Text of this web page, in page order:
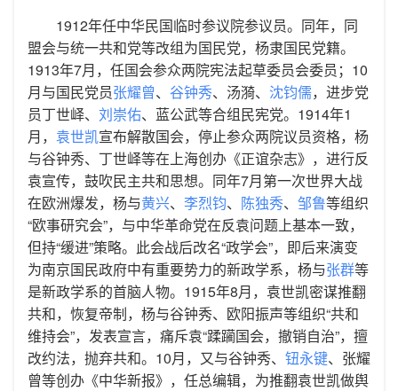
1912年任中华民国临时参议院参议员。同年，同
盟会与统一共和党等改组为国民党，杨隶国民党籍。
1913年7月，任国会参众两院宪法起草委员会委员；10
月与国民党员张耀曾、 谷钟秀、汤漪、 沈钧儒，进步党
员丁世峄、 刘崇佑、蓝公武等合组民宪党。1914年1
月， 袁世凯宣布解散国会，停止参众两院议员资格，杨
与谷钟秀、丁世峄等在上海创办《正谊杂志》，进行反
袁宣传，鼓吹民主共和思想。同年7月第一次世界大战
在欧洲爆发，杨与黄兴、 李烈钧、 陈独秀、 邹鲁等组织
“欧事研究会”，与中华革命党在反袁问题上基本一致，
但持“缓进”策略。此会战后改名“政学会”，即后来演变
为南京国民政府中有重要势力的新政学系，杨与张群等
是新政学系的首脑人物。1915年8月，袁世凯密谋推翻
共和，恢复帝制，杨与谷钟秀、欧阳振声等组织“共和
维持会”，发表宣言，痛斥袁“蹂躏国会，撤销自治”，擅
改约法，抛弃共和。10月，又与谷钟秀、 钮永键、张耀
曾等创办《中华新报》，任总编辑，为推翻袁世凯做舆